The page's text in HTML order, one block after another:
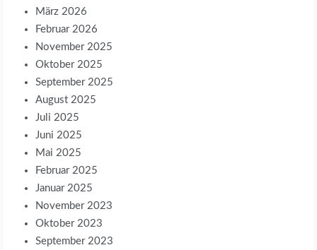
März 2026
Februar 2026
November 2025
Oktober 2025
September 2025
August 2025
Juli 2025
Juni 2025
Mai 2025
Februar 2025
Januar 2025
November 2023
Oktober 2023
September 2023